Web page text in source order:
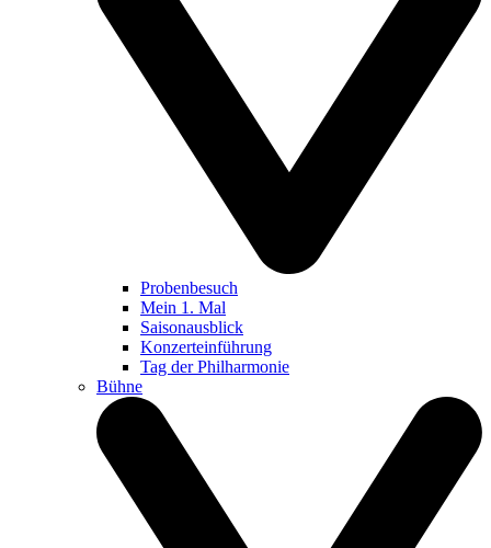
Probenbesuch
Mein 1. Mal
Saisonausblick
Konzerteinführung
Tag der Philharmonie
Bühne